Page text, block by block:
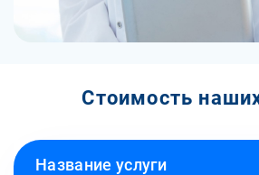
Стоимость
Название услуги